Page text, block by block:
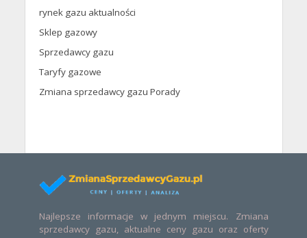
rynek gazu aktualności
Sklep gazowy
Sprzedawcy gazu
Taryfy gazowe
Zmiana sprzedawcy gazu Porady
Najlepsze informacje w jednym miejscu. Zmiana
sprzedawcy gazu, aktualne ceny gazu oraz oferty